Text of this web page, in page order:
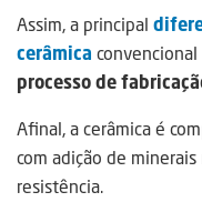
Assim, a principal
cerâmica convencional
processo de
Afinal, a cerâmica é
com adição de
resistência.